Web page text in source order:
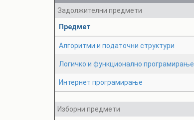
Задолжителни предмети
Предмет
Алгоритми и податочни структури
Логичко и функционално програмирање
Интернет програмирање
Изборни предмети